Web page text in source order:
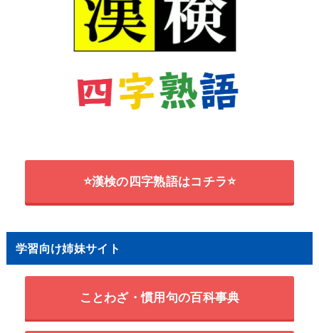
⭐漢検の四字熟語はコチラ⭐
学習向け姉妹サイト
ことわざ・慣用句の百科事典